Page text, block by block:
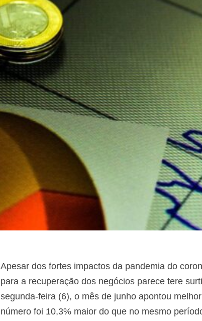
Apesar dos fortes impactos da pandemia do
para a recuperação dos negócios parece tere
segunda-feira (6), o mês de junho apontou
número foi 10,3% maior do que no mesmo